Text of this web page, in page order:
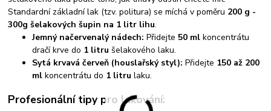
Standardní základní lak (tzv. politura) se míchá v poměru 200 g -
300g šelakových šupin na 1 litr lihu.
Jemný načervenalý nádech: Přidejte 50 ml koncentrátu
dračí krve do 1 litru šelakového laku.
Sytá krvavá červeň (houslařský styl): Přidejte 150 až 200
ml koncentrátu do 1 litru laku.
Profesionální tipy pro lakování: